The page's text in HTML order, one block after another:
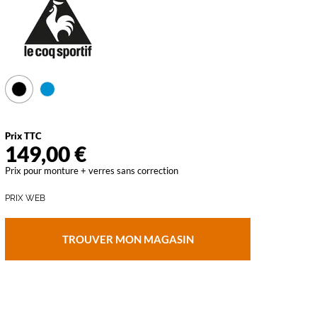
Prix TTC
149,00 €
Prix pour monture + verres sans correction
PRIX WEB
TROUVER MON MAGASIN